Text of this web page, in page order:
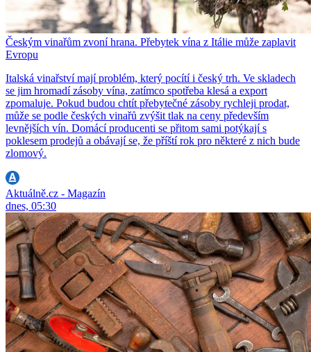
Českým vinařům zvoní hrana. Přebytek vína z Itálie může zaplavit
Evropu
Italská vinařství mají problém, který pocítí i český trh. Ve skladech
se jim hromadí zásoby vína, zatímco spotřeba klesá a export
zpomaluje. Pokud budou chtít přebytečné zásoby rychleji prodat,
může se podle českých vinařů zvýšit tlak na ceny především
levnějších vín. Domácí producenti se přitom sami potýkají s
poklesem prodejů a obávají se, že příští rok pro některé z nich bude
zlomový.
Aktuálně.cz - Magazín
dnes, 05:30